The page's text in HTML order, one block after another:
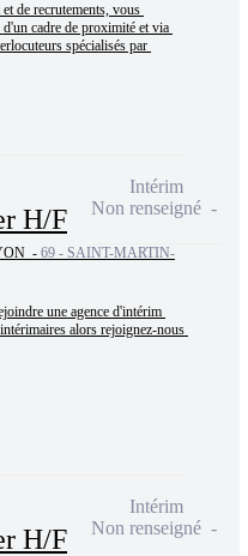
de recrutements, vous
cadre de proximité et via
spécialisés par
H/F
- 69 - SAINT-MARTIN-
une agence d'intérim
alors rejoignez-nous
Intérim
Non renseigné
H/F
Intérim
Non renseigné